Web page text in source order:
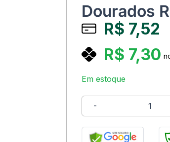
Dourados
R$ 7,52
R$ 7,30
Em estoque
Sacola Luxo